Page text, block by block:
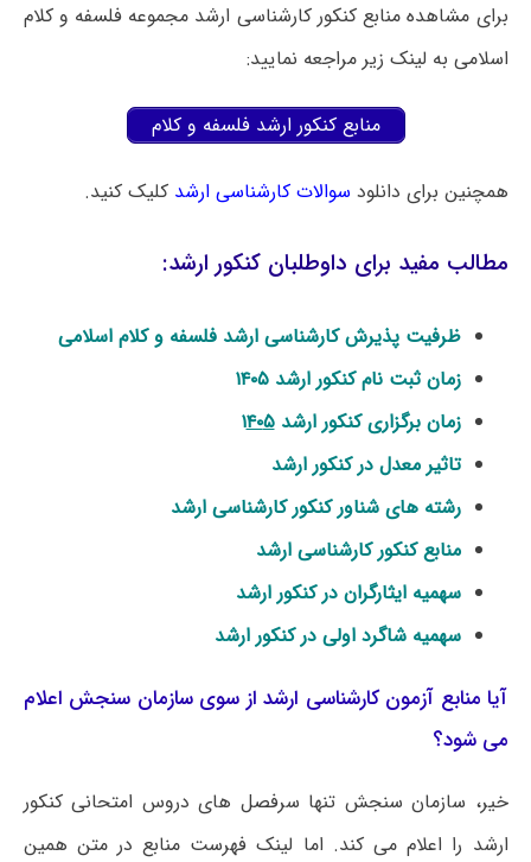
برای مشاهده منابع کنکور کارشناسی ارشد مجموعه فلسفه و کلام
اسلامی به لینک زیر مراجعه نمایید:
منابع کنکور ارشد فلسفه و کلام
همچنین برای دانلود سوالات کارشناسی ارشد کلیک کنید.
مطالب مفید برای داوطلبان کنکور ارشد:
ظرفیت پذیرش کارشناسی ارشد فلسفه و کلام اسلامی
زمان ثبت نام کنکور ارشد ۱۴۰۵
زمان برگزاری کنکور ارشد ۱ ۴۰۵
تاثیر معدل در کنکور ارشد
رشته های شناور کنکور کارشناسی ارشد
منابع کنکور کارشناسی ارشد
سهمیه ایثارگران در کنکور ارشد
سهمیه شاگرد اولی در کنکور ارشد
آیا منابع آزمون کارشناسی ارشد از سوی سازمان سنجش اعلام
می شود؟
خیر، سازمان سنجش تنها سرفصل های دروس امتحانی کنکور
ارشد را اعلام می کند. اما لینک فهرست منابع در متن همین